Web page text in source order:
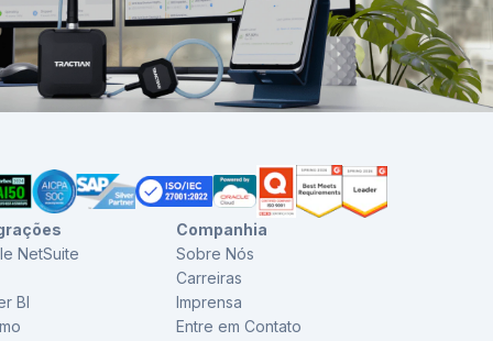
NetSuite
BI
Companhia
Sobre Nós
Carreiras
Imprensa
Entre em Contato